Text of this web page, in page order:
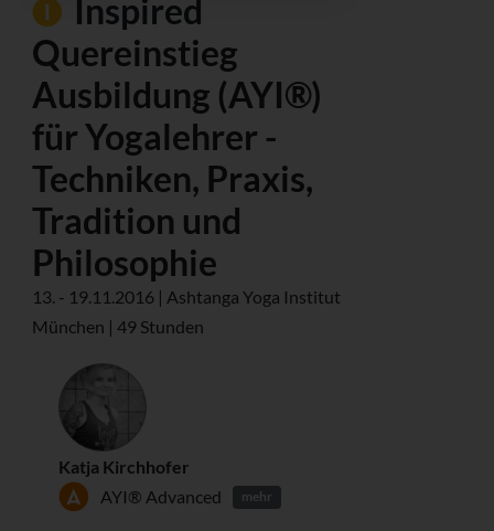
Inspired
Quereinstieg
Ausbildung (AYI®)
für Yogalehrer -
Techniken, Praxis,
Tradition und
Philosophie
13. - 19.11.2016 | Ashtanga Yoga Institut
München | 49 Stunden
Katja Kirchhofer
AYI® Advanced
mehr